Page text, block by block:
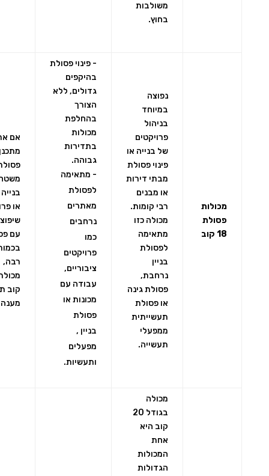
משולבות
בחוץ.
מכולות
פסולת
18 קוב
נפוצה
במיוחד
בניהול
פרויקטים
של בנייה או
פינוי פסולת
מבתי דירות
או מבנים
רבי קומות.
מכולה כזו
מתאימה
לפסולת
בניין
נרחבת,
פסולת גינה
או פסולת
תעשייתית
ממפעלי
תעשייה.
- פינוי פסולת
בהיקפים
גדולים, ללא
הצורך
בהחלפת
מכולות
בתדירות
גבוהה.
- מתאימה
לפסולת
מאתרים
נרחבים
כמו
פרויקטים
ציבוריים,
עבודה עם
מכונות או
פסולת
בניין ,
מפעלים
ותעשיות.
אם
או
עם
רבה,
קוב
מכולה
בגודל 20
קוב היא
אחת
המכולות
הגדולות